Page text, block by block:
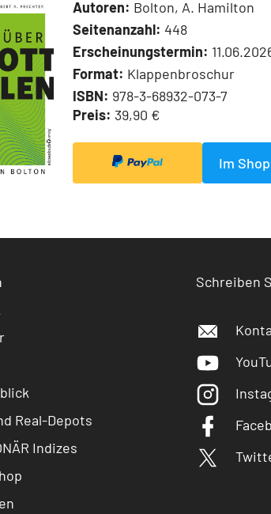
Autoren: Bolton, A. Hamilton
Seitenanzahl: 448
Erscheinungstermin:
Format: Klappenbroschur
ISBN: 978-3-68932-073-7
Preis: 39,90 €
Im
Real-Depots
Indizes
Schreiben